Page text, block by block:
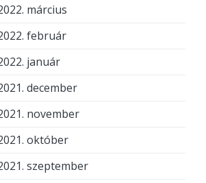
március
február
január
december
november
október
szeptember